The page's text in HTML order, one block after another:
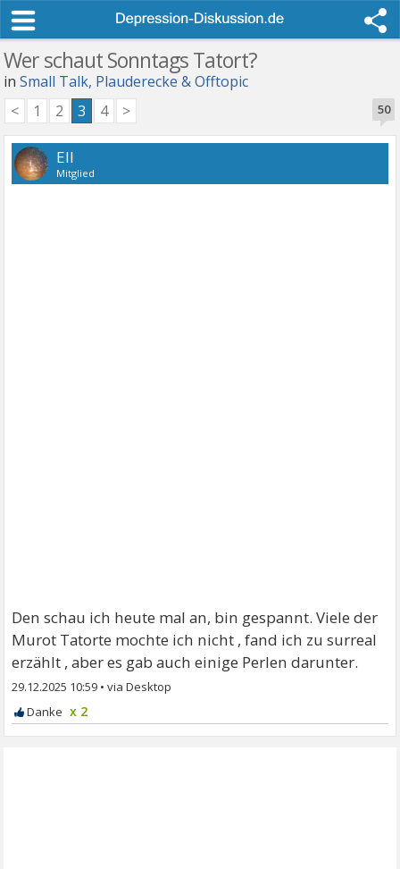
Wer schaut Sonntags Tatort?
inSmall Talk, Plauderecke & Offtopic
50
< 1 2 3 4 >
Ell
Mitglied
Den schau ich heute mal an, bin gespannt. Viele der
Murot Tatorte mochte ich nicht , fand ich zu surreal
erzählt , aber es gab auch einige Perlen darunter.
29.12.2025 10:59 •
x 2